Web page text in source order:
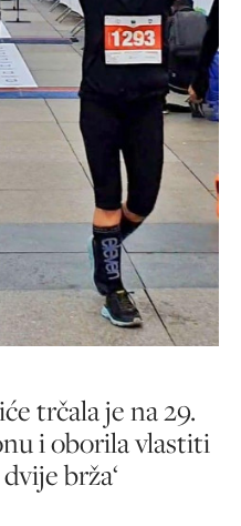
trčala je na 29.
i oborila vlastiti
brža‘